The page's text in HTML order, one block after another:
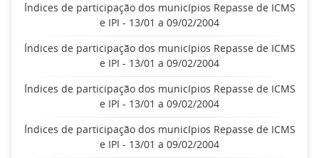
Índices de participação dos municípios Repasse de ICMS
e IPI - 13/01 a 09/02/2004
Índices de participação dos municípios Repasse de ICMS
e IPI - 13/01 a 09/02/2004
Índices de participação dos municípios Repasse de ICMS
e IPI - 13/01 a 09/02/2004
Índices de participação dos municípios Repasse de ICMS
e IPI - 13/01 a 09/02/2004